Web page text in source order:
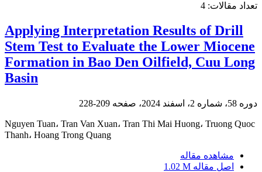
تعداد مقالات: 4
Applying Interpretation Results of Drill
Stem Test to Evaluate the Lower Miocene
Formation in Bao Den Oilfield, Cuu Long
Basin
دوره 58، شماره 2، اسفند 2024، صفحه 209-228
Nguyen Tuan، Tran Van Xuan، Tran Thi Mai Huong، Truong Quoc
Thanh، Hoang Trong Quang
مشاهده مقاله
اصل مقاله 1.02 M